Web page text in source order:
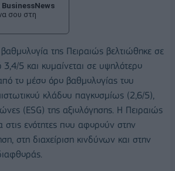
BusinessNews
σου στη
βαθμολογία της Πειραιώς βελτιώθηκε σε
5 και κυμαίνεται σε υψηλότερο
το μέσο όρο βαθμολογίας του
κλάδου παγκοσμίως (2,6/5),
(ESG) της αξιολόγησης. Η Πειραιώς
στις ενότητες που αφορούν στην
στη διαχείριση κινδύνων και στην